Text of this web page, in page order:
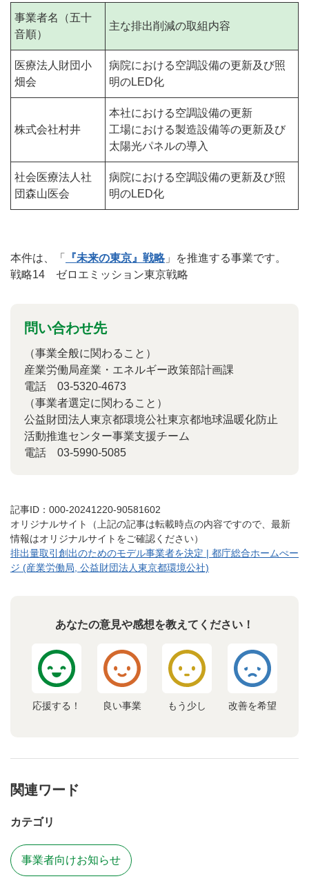
事業者名（五十
音順）
主な排出削減の取組内容
医療法人財団小
畑会
病院における空調設備の更新及び照
明のLED化
株式会社村井
本社における空調設備の更新
工場における製造設備等の更新及び
太陽光パネルの導入
社会医療法人社
団森山医会
病院における空調設備の更新及び照
明のLED化
本件は、「 『未来の東京』戦略」を推進する事業です。
戦略14 ゼロエミッション東京戦略
問い合わせ先
（事業全般に関わること）
産業労働局産業・エネルギー政策部計画課
電話 03-5320-4673
（事業者選定に関わること）
公益財団法人東京都環境公社東京都地球温暖化防止
活動推進センター事業支援チーム
電話 03-5990-5085
記事ID：000-20241220-90581602
オリジナルサイト（上記の記事は転載時点の内容ですので、最新
情報はオリジナルサイトをご確認ください）
排出量取引創出のためのモデル事業者を決定 | 都庁総合ホームぺー
ジ (産業労働局, 公益財団法人東京都環境公社)
あなたの意見や感想を教えてください！
応援する！ 良い事業 もう少し 改善を希望
関連ワード
カテゴリ
事業者向けお知らせ